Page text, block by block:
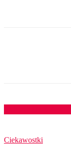
Ciekawostki